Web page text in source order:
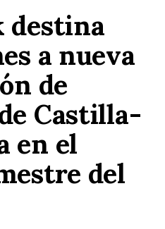
destina
a nueva
de
Castilla-
en el
del